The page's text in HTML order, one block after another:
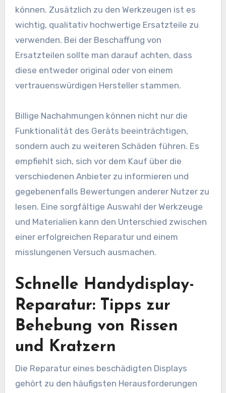
können. Zusätzlich zu den Werkzeugen ist es
wichtig, qualitativ hochwertige Ersatzteile zu
verwenden. Bei der Beschaffung von
Ersatzteilen sollte man darauf achten, dass
diese entweder original oder von einem
vertrauenswürdigen Hersteller stammen.
Billige Nachahmungen können nicht nur die
Funktionalität des Geräts beeinträchtigen,
sondern auch zu weiteren Schäden führen. Es
empfiehlt sich, sich vor dem Kauf über die
verschiedenen Anbieter zu informieren und
gegebenenfalls Bewertungen anderer Nutzer zu
lesen. Eine sorgfältige Auswahl der Werkzeuge
und Materialien kann den Unterschied zwischen
einer erfolgreichen Reparatur und einem
misslungenen Versuch ausmachen.
Schnelle Handydisplay-
Reparatur: Tipps zur
Behebung von Rissen
und Kratzern
Die Reparatur eines beschädigten Displays
gehört zu den häufigsten Herausforderungen